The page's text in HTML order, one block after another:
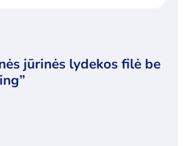
jūrinės lydekos filė be